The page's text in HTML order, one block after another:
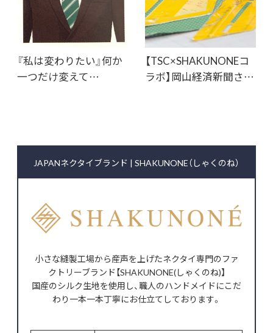
『私は変わりたい』何か
一つだけ変えて…
【TSC×SHAKUNONEコ
ラボ】岡山経済新聞さ…
JAPANネクタイブランド | SHAKUNONE（しゃくのね）
小さな縫製工場から産声を上げたネクタイ専門のファ
クトリーブランド【SHAKUNONE(しゃくのね)】
国産のシルク生地を使用し、職人のハンドメイドにこだ
わり一本一本丁寧にお仕立てしております。